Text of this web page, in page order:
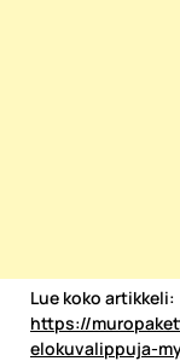
Lue koko artikkeli:
https://
elokuvalippuja-